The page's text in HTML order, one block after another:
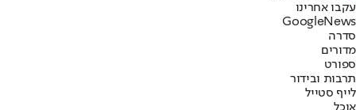
עקבו אחרינו
Googl eNews
סדרה
מדורים
ספורט
תרבות ובידור
לייף סטייל